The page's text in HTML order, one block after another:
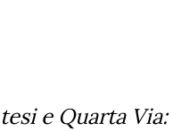
e Quarta